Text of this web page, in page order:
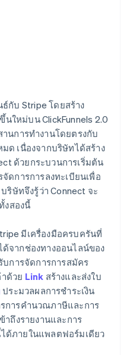
กับ Stripe โดยสร้าง
นใหม่บน ClickFunnels 2.0
นการทำงานโดยตรงกับ
ด เนื่องจากบริษัทได้สร้าง
ด้วยกระบวนการเริ่มต้น
ดการการลงทะเบียนเพื่อ
ริษัทจึงรู้ว่า Connect จะ
งสองนี้
มีเครื่องมือครบครันที่
ด้จากช่องทางออนไลน์ของ
บการจัดการการสมัคร
ด้วย Link สร้างและส่งใบ
ประมวลผลการชำระเงิน
การคำนวณภาษีและการ
าถึงรายงานและการ
ด้ภายในแพลตฟอร์มเดียว